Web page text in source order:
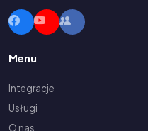
Menu
Integracje
Usługi
O nas